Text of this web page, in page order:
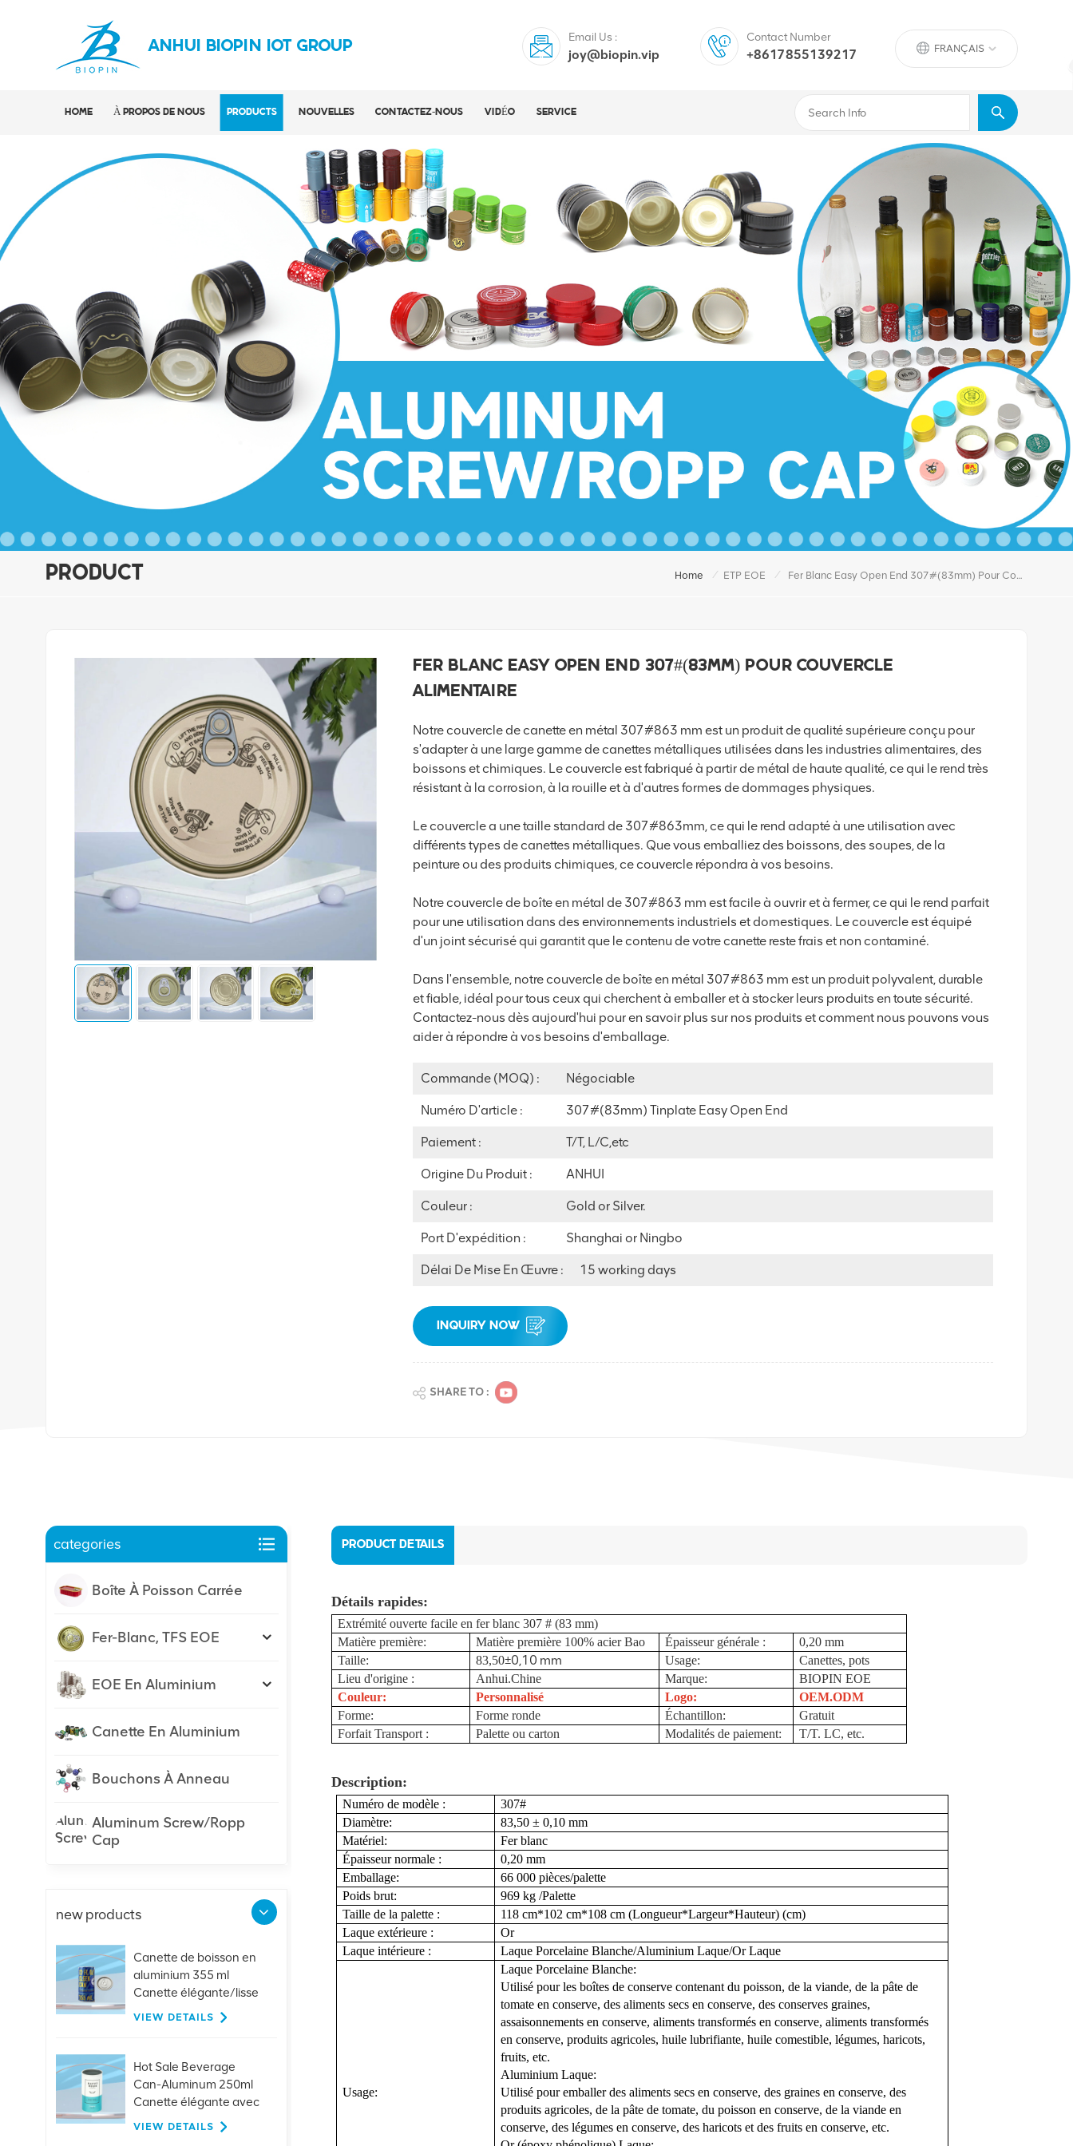
ANHUI BIOPIN IOT GROUP FRANÇAIS
Email Us :
joy@biopin.vip
Contact Number
+8617855139217
HOME À PROPOS DE NOUS PRODUCTS NOUVELLES CONTACTEZ-NOUS VIDÉO SERVICE
PRODUCT Home / ETP EOE / Fer Blanc Easy Open End 307#(83mm) Pour Couvercle Alimentaire
Fer blanc Easy Open End 307#(83mm) pour couvercle
alimentaire
Notre couvercle de canette en métal 307#863 mm est un produit de qualité supérieure conçu pour
s'adapter à une large gamme de canettes métalliques utilisées dans les industries alimentaires, des
boissons et chimiques. Le couvercle est fabriqué à partir de métal de haute qualité, ce qui le rend très
résistant à la corrosion, à la rouille et à d'autres formes de dommages physiques.
Le couvercle a une taille standard de 307#863mm, ce qui le rend adapté à une utilisation avec
différents types de canettes métalliques. Que vous emballiez des boissons, des soupes, de la
peinture ou des produits chimiques, ce couvercle répondra à vos besoins.
Notre couvercle de boîte en métal de 307#863 mm est facile à ouvrir et à fermer, ce qui le rend parfait
pour une utilisation dans des environnements industriels et domestiques. Le couvercle est équipé
d'un joint sécurisé qui garantit que le contenu de votre canette reste frais et non contaminé.
Dans l'ensemble, notre couvercle de boîte en métal 307#863 mm est un produit polyvalent, durable
et fiable, idéal pour tous ceux qui cherchent à emballer et à stocker leurs produits en toute sécurité.
Contactez-nous dès aujourd'hui pour en savoir plus sur nos produits et comment nous pouvons vous
aider à répondre à vos besoins d'emballage.
Commande (MOQ) : Négociable
Numéro D'article : 307#(83mm) Tinplate Easy Open End
Paiement : T/T, L/C,etc
Origine Du Produit : ANHUI
Couleur : Gold or Silver.
Port D'expédition : Shanghai or Ningbo
Délai De Mise En Œuvre : 15 working days
INQUIRY NOW
SHARE TO :
PRODUCT DETAILS
Détails rapides:
Extrémité ouverte facile en fer blanc 307 # (83 mm)
Matière première:
Matière première 100% acier Bao Épaisseur générale :
0,20 mm
Taille:
83,50±0,10 mm Usage:
Canettes, pots
Lieu d'origine :
Anhui.Chine Marque:
BIOPIN EOE
Couleur:
Personnalisé Logo:
OEM.ODM
Forme:
Forme ronde Échantillon:
Gratuit
Forfait Transport :
Palette ou carton Modalités de paiement: T/T. LC, etc.
Description:
Numéro de modèle :
307#
Diamètre:
83,50 ± 0,10 mm
Matériel:
Fer blanc
Épaisseur normale :
0,20 mm
Emballage:
66 000 pièces/palette
Poids brut:
969 kg /Palette
Taille de la palette :
118 cm*102 cm*108 cm (Longueur*Largeur*Hauteur) (cm)
Laque extérieure :
Or
Laque intérieure :
Laque Porcelaine Blanche/Aluminium Laque/OrLaque
Usage:
Laque Porcelaine Blanche:
Utilisé pour les boîtes de conserve contenant du poisson, de la viande, de la pâte de
tomate en conserve, des aliments secs en conserve, des conserves graines,
assaisonnements en conserve, aliments transformés en conserve, aliments transformés
en conserve, produits agricoles, huile lubrifiante, huile comestible, légumes, haricots,
fruits, etc.
Aluminium Laque:
Utilisé pour emballer des aliments secs en conserve, des graines en conserve, des
produits agricoles, de la pâte de tomate, du poisson en conserve, de la viande en
conserve, des légumes en conserve, des haricots et des fruits en conserve, etc.
categories
Boîte À Poisson Carrée
Fer-Blanc, TFS EOE
EOE En Aluminium
Canette En Aluminium
Bouchons À Anneau
Aluminum Screw/Ropp
Cap
new products
Canette de boisson en
aluminium 355 ml
Canette élégante/lisse
VIEW DETAILS
Hot Sale Beverage
Can-Aluminum 250ml
Canette élégante avec
couvercles
VIEW DETAILS